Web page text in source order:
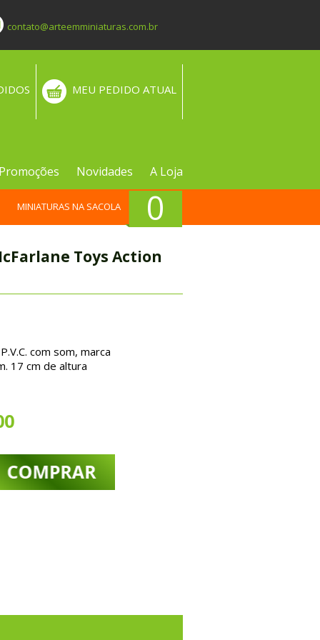
contato@arteemminiaturas.com.br
MEU PEDIDO ATUAL
Promoções Novidades A Loja
0
MINIATURAS NA SACOLA
Toys Action
com som, marca
17 cm de altura